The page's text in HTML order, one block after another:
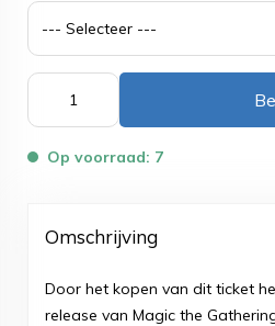
Op voorraad: 7
Omschrijving
Door het kopen van dit ticket
release van Magic the